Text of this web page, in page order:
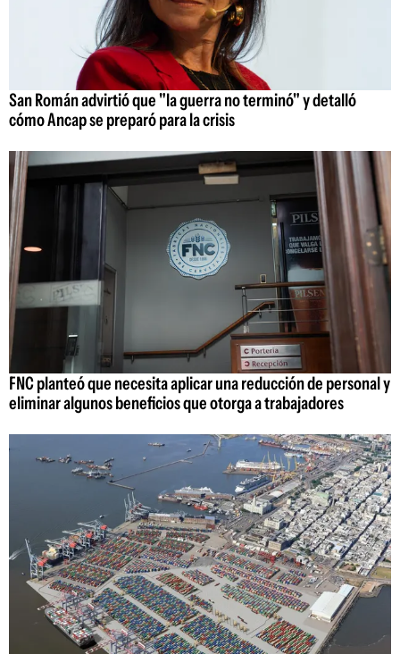
San Román advirtió que "la guerra no terminó" y detalló
cómo Ancap se preparó para la crisis
FNC planteó que necesita aplicar una reducción de personal y
eliminar algunos beneficios que otorga a trabajadores